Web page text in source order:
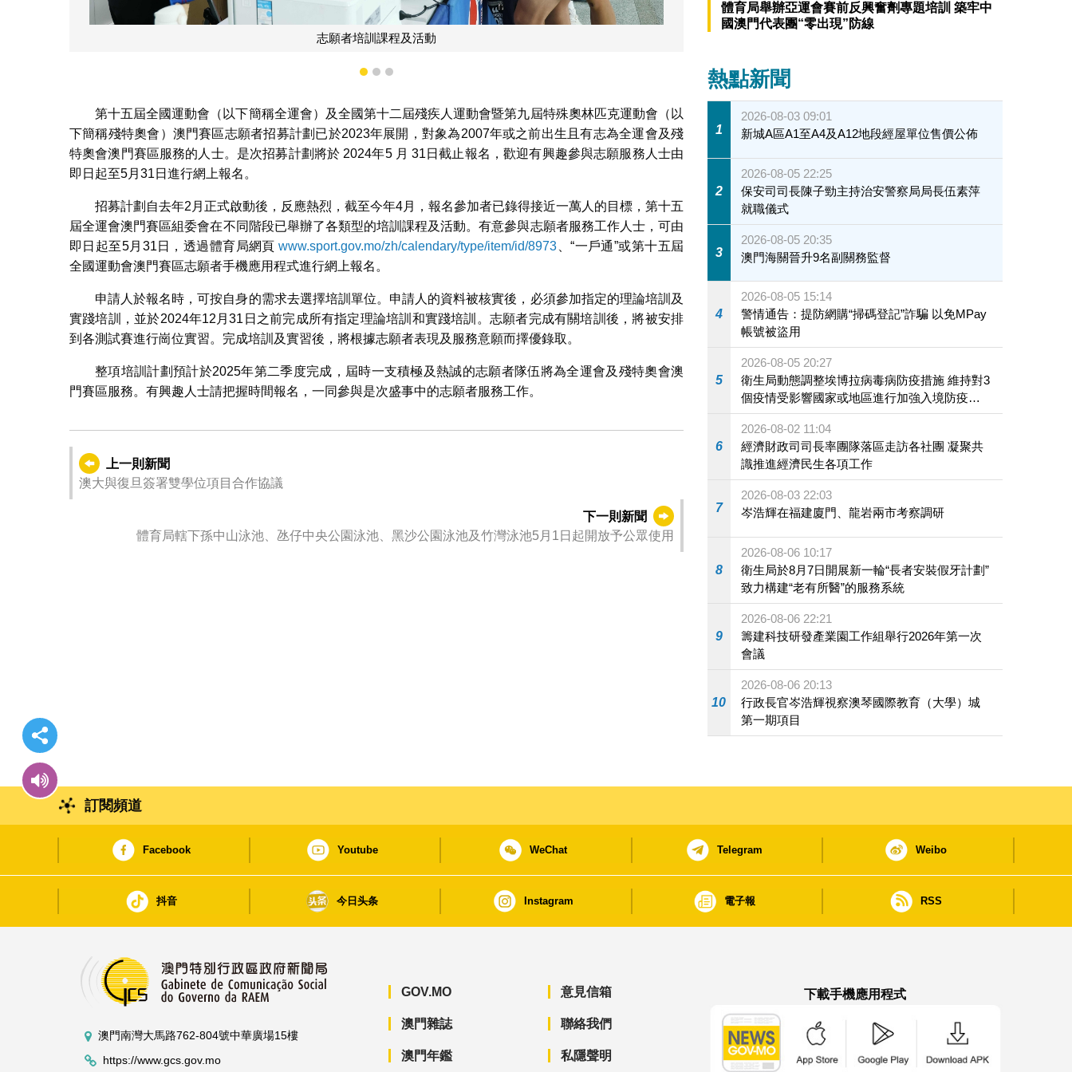
志願者培訓課程及活動
1 2 3
第十五屆全國運動會（以下簡稱全運會）及全國第十二屆殘疾人運動會暨第九屆特殊奧林匹克運動會（以
下簡稱殘特奧會）澳門賽區志願者招募計劃已於2023年展開，對象為2007年或之前出生且有志為全運會及殘
特奧會澳門賽區服務的人士。是次招募計劃將於 2024年5 月 31日截止報名，歡迎有興趣參與志願服務人士由
即日起至5月31日進行網上報名。
招募計劃自去年2月正式啟動後，反應熱烈，截至今年4月，報名參加者已錄得接近一萬人的目標，第十五
屆全運會澳門賽區組委會在不同階段已舉辦了各類型的培訓課程及活動。有意參與志願者服務工作人士，可由
即日起至5月31日，透過體育局網頁www.sport.gov.mo/zh/calendary/type/item/id/8973、“一戶通”或第十五屆
全國運動會澳門賽區志願者手機應用程式進行網上報名。
申請人於報名時，可按自身的需求去選擇培訓單位。申請人的資料被核實後，必須參加指定的理論培訓及
實踐培訓，並於2024年12月31日之前完成所有指定理論培訓和實踐培訓。志願者完成有關培訓後，將被安排
到各測試賽進行崗位實習。完成培訓及實習後，將根據志願者表現及服務意願而擇優錄取。
整項培訓計劃預計於2025年第二季度完成，屆時一支積極及熱誠的志願者隊伍將為全運會及殘特奧會澳
門賽區服務。有興趣人士請把握時間報名，一同參與是次盛事中的志願者服務工作。
上一則新聞
澳大與復旦簽署雙學位項目合作協議
下一則新聞
體育局轄下孫中山泳池、氹仔中央公園泳池、黑沙公園泳池及竹灣泳池5月1日起開放予公眾使用
體育局舉辦亞運會賽前反興奮劑專題培訓 築牢中
國澳門代表團“零出現”防線
熱點新聞
1
2026-08-03 09:01
新城A區A1至A4及A12地段經屋單位售價公佈
2
2026-08-05 22:25
保安司司長陳子勁主持治安警察局局長伍素萍
就職儀式
3
2026-08-05 20:35
澳門海關晉升9名副關務監督
4
2026-08-05 15:14
警情通告：提防網購“掃碼登記”詐騙 以免MPay
帳號被盜用
5
2026-08-05 20:27
衛生局動態調整埃博拉病毒病防疫措施 維持對3
個疫情受影響國家或地區進行加強入境防疫措
施
6
2026-08-02 11:04
經濟財政司司長率團隊落區走訪各社團 凝聚共
識推進經濟民生各項工作
7
2026-08-03 22:03
岑浩輝在福建廈門、龍岩兩市考察調研
8
2026-08-06 10:17
衛生局於8月7日開展新一輪“長者安裝假牙計劃”
致力構建“老有所醫”的服務系統
9
2026-08-06 22:21
籌建科技研發產業園工作組舉行2026年第一次
會議
10
2026-08-06 20:13
行政長官岑浩輝視察澳琴國際教育（大學）城
第一期項目
訂閱頻道
Facebook Youtube WeChat Telegram Weibo
抖音 今日头条 Instagram 電子報 RSS
澳門南灣大馬路762-804號中華廣場15樓
https://www.gcs.gov.mo
GOV.MO
澳門雜誌
澳門年鑑
意見信箱
聯絡我們
私隱聲明
下載手機應用程式